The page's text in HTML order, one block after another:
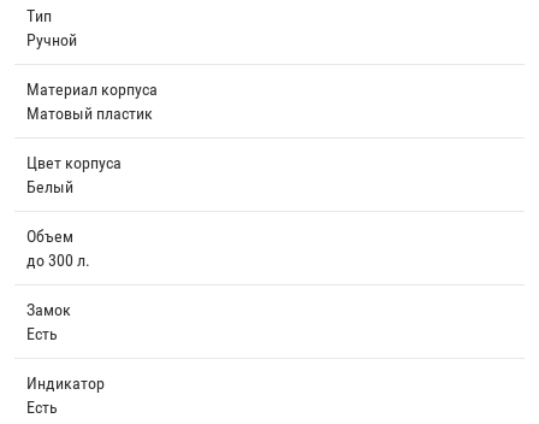
Тип
Ручной
Материал корпуса
Матовый пластик
Цвет корпуса
Белый
Объем
до 300 л.
Замок
Есть
Индикатор
Есть